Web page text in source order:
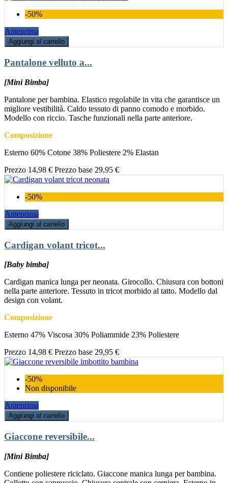
-50%
Anteprima
Aggiungi al carrello
Pantalone velluto a...
[Mini Bimba]
Pantalone per bambina. Elastico regolabile in vita che garantisce un
migliore vestibilità. Caldo tessuto di panno comodo e morbido.
Modello con riccio. Tasche funzionali nella parte anteriore.
Composizione
Esterno 60% Cotone 38% Poliestere 2% Elastan
Prezzo 14,98 € Prezzo base 29,95 €
-50%
Anteprima
Aggiungi al carrello
Cardigan volant tricot...
[Baby bimba]
Cardigan manica lunga per neonata. Girocollo. Chiusura con bottoni
nella parte anteriore. Tessuto in tricot morbido al tatto. Modello dal
design con volant.
Composizione
Esterno 47% Viscosa 30% Poliammide 23% Poliestere
Prezzo 14,98 € Prezzo base 29,95 €
-50%
Non disponibile
Anteprima
Aggiungi al carrello
Giaccone reversibile...
[Mini Bimba]
Contiene poliestere riciclato. Giaccone manica lunga per bambina.